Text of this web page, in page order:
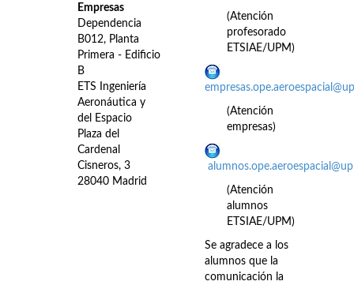
Empresas
Dependencia
B012, Planta
Primera - Edificio
B
ETS Ingeniería
Aeronáutica y
del Espacio
Plaza del
Cardenal
Cisneros, 3
28040 Madrid
(Atención
profesorado
ETSIAE/UPM)
(Atención
empresas)
(Atención
alumnos
ETSIAE/UPM)
Se agradece a los
alumnos que la
comunicación la